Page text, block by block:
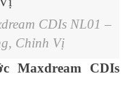
CDIs NL01 –
Chỉnh Vị
Maxdream CDIs